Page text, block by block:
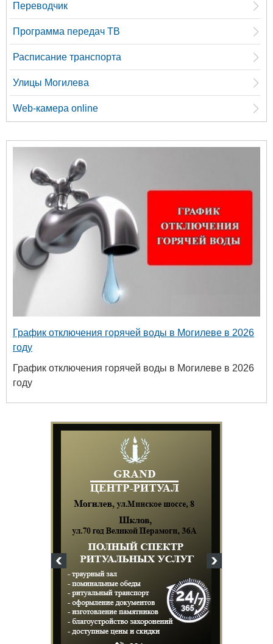
Переводчик
Программа передач ТВ
Расписание транспорта
Улицы Могилева
Web-камера online
График отключения горячей воды в Могилеве в 2026
году
График отключения горячей воды в Могилеве в 2026
году